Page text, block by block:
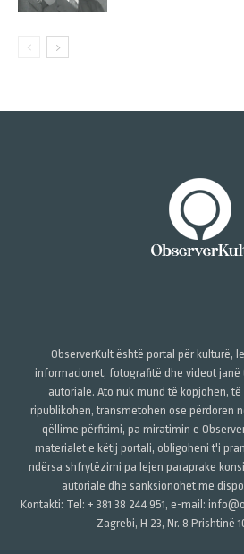
ObserverKult është portal për kulturë,
informacionet, fotografitë dhe videot
autoriale. Ato nuk mund të kopjohen,
ripublikohen, transmetohen ose përdoren
qëllime përfitimi, pa miratimin e
materialet e këtij portali, obligoheni t'i
ndërsa shfrytëzimi pa lejen paraprake
autoriale dhe sanksionohet me
Kontakti: Tel: + 381 38 244 951, e-mail:
Zagrebi, H 23, Nr. 8 Prishtinë